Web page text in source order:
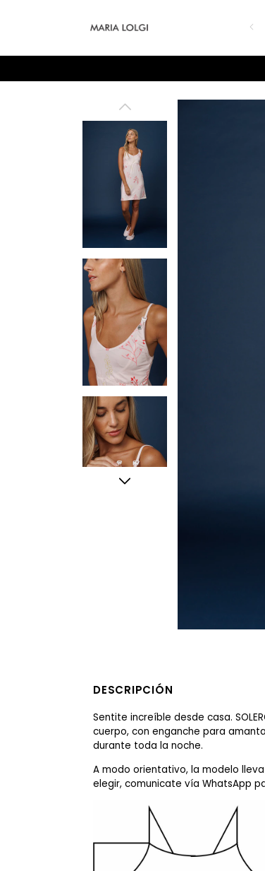
DESCRIPCIÓN
Sentite increíble desde casa.
cuerpo, con enganche para
durante toda la noche.
A modo orientativo, la modelo
elegir, comunicate vía WhatsApp